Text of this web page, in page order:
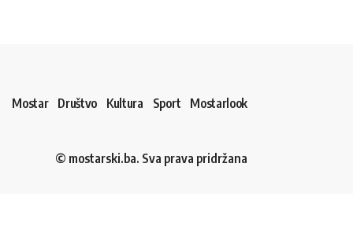
Mostar Društvo Kultura Sport Mostarlook
© mostarski.ba. Sva prava pridržana